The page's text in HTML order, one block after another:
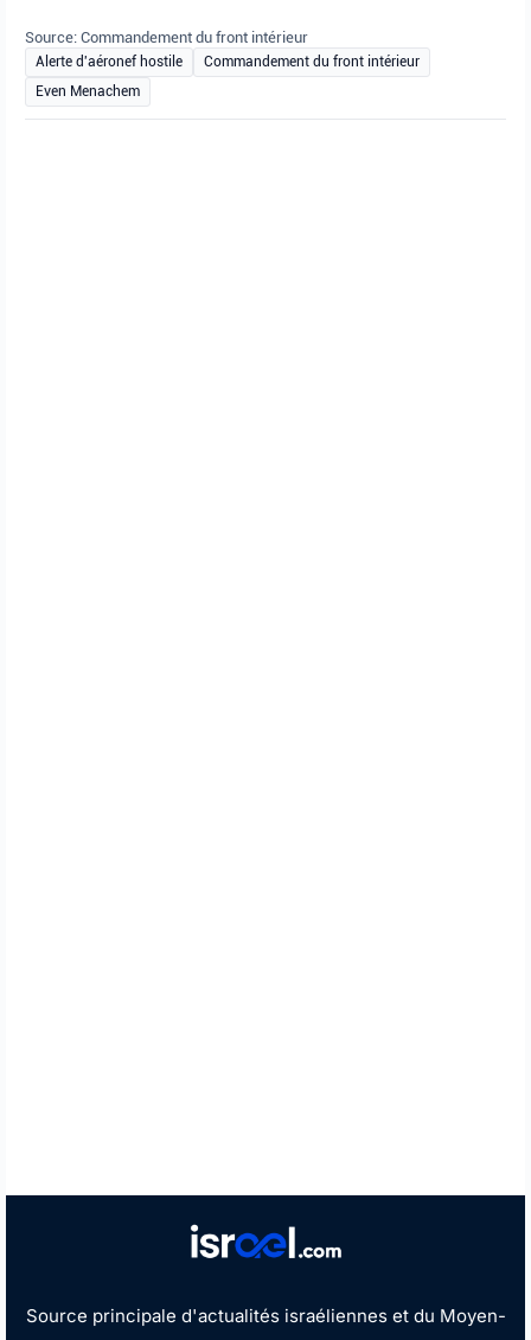
Source: Commandement du front intérieur
Alerte d'aéronef hostile
Commandement du front intérieur
Even Menachem
Source principale d'actualités israéliennes et du Moyen-